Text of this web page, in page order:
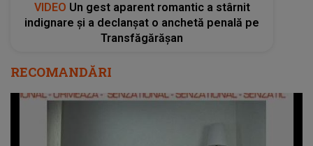
VIDEO Un gest aparent romantic a stârnit
indignare și a declanșat o anchetă penală pe
Transfăgărășan
RECOMANDĂRI